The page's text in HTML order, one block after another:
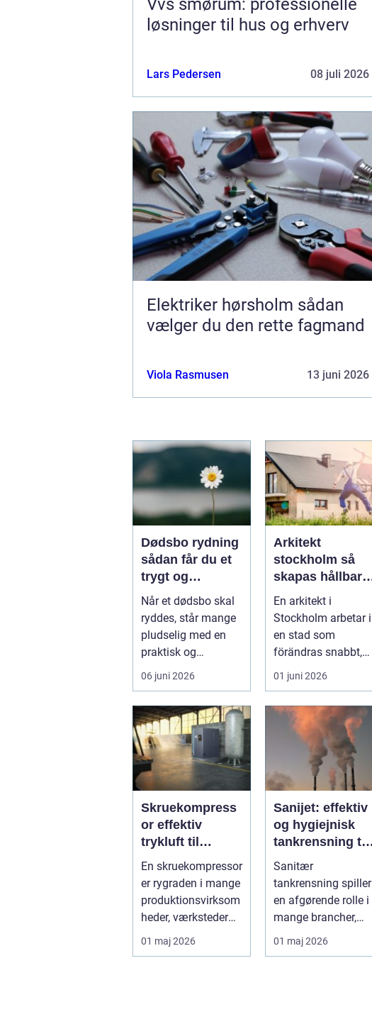
løsninger til hus og erhverv
Lars Pedersen 08 juli 2026
Elektriker hørsholm sådan
vælger du den rette fagmand
Viola Rasmusen 13 juni 2026
Dødsbo rydning
sådan får du et
trygt og
respektfuldt
forløb
Når et dødsbo skal
ryddes, står mange
pludselig med en
praktisk og
følelsesmæssig
opgave på én
gang....
06 juni 2026
Arkitekt
stockholm så
skapas hållbar
och tidlös
arkitektur i
huvudstaden
En arkitekt i
Stockholm arbetar i
en stad som
förändras snabbt,
men också präglas
av starka historis...
01 juni 2026
Skruekompress
or effektiv
trykluft til
industri og
værksted
En skruekompressor
er rygraden i mange
produktionsvirksom
heder, værksteder
og autohuse. Den
leverer ...
01 maj 2026
Sanijet: effektiv
og hygiejnisk
tankrensning til
krævende
industrier
Sanitær
tankrensning spiller
en afgørende rolle i
mange brancher,
produktkvalitet,...
01 maj 2026